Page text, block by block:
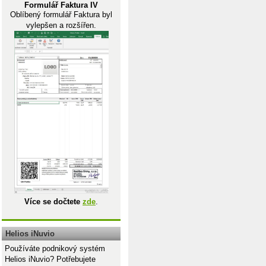
Formulář Faktura IV
Oblíbený formulář Faktura byl
vylepšen a rozšířen.
Více se dočtete zde.
Helios iNuvio
Používáte podnikový systém
Helios iNuvio? Potřebujete